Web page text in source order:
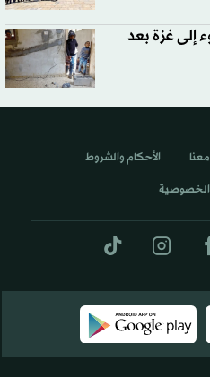
إلى غزة بعد
الأحكام والشروط